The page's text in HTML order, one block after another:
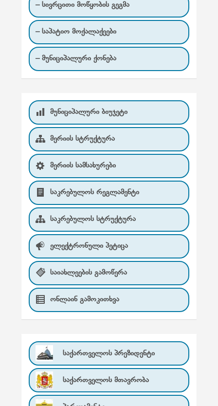
– სივრცითი მოწყობის გეგმა
– საპატიო მოქალაქეები
– მუნიციპალური ქონება
მუნიციპალური ბიუჯეტი
მერიის სტრუქტურა
მერიის სამსახურები
საკრებულოს რეგლამენტი
საკრებულოს სტრუქტურა
ელექტრონული პეტიცა
საიახლეების გამოწერა
ონლაინ გამოკითხვა
საქართველოს პრეზიდენტი
საქართველოს მთავრობა